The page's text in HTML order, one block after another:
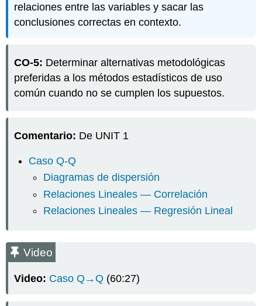
de
rangos
Objetivos
de
aprendizaje
Objetivos
EJEMPLO:
Cry
Regresión
lineal
aprendizaje
Modelo
Regresión
relaciones entre las variables y sacar las
conclusiones correctas en contexto.
CO-5: Determinar alternativas metodológicas
preferidas a los métodos estadísticos de uso
común cuando no se cumplen los supuestos.
Comentario: De UNIT 1
Caso Q-Q
Diagramas de dispersión
Relaciones Lineales — Correlación
Relaciones Lineales — Regresión Lineal
Video
Video: Caso Q→Q (60:27)